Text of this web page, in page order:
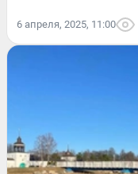
6 апреля, 2025, 11:00